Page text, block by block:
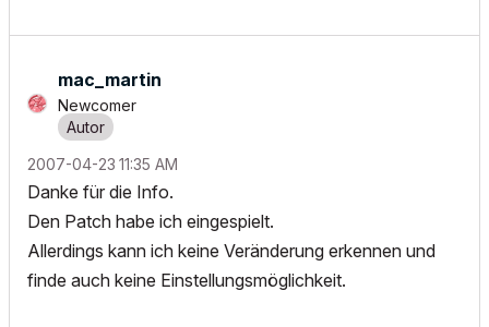
mac_martin
Newcomer
‎2007-04-23 11:35 AM
Danke für die Info.
Den Patch habe ich eingespielt.
Allerdings kann ich keine Veränderung erkennen und
finde auch keine Einstellungsmöglichkeit.